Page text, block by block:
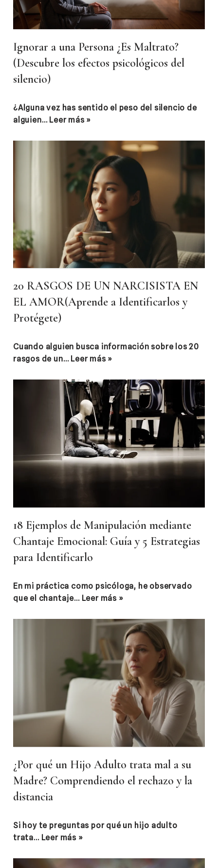
Ignorar a una Persona ¿Es Maltrato?
(Descubre los efectos psicológicos del
silencio)
¿Alguna vez has sentido el peso del silencio de
alguien… Leer más »
20 RASGOS DE UN NARCISISTA EN
EL AMOR(Aprende a Identificarlos y
Protégete)
Cuando alguien busca información sobre los 20
rasgos de un… Leer más »
18 Ejemplos de Manipulación mediante
Chantaje Emocional: Guía y 5 Estrategias
para Identificarlo
En mi práctica como psicóloga, he observado
que el chantaje… Leer más »
¿Por qué un Hijo Adulto trata mal a su
Madre? Comprendiendo el rechazo y la
distancia
Si hoy te preguntas por qué un hijo adulto
trata… Leer más »